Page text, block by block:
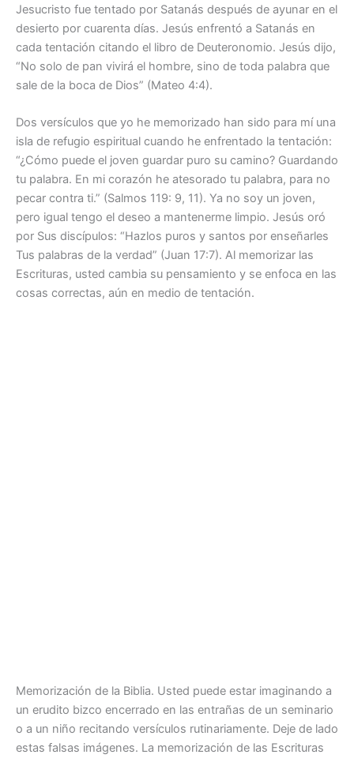
Jesucristo fue tentado por Satanás después de ayunar en el
desierto por cuarenta días. Jesús enfrentó a Satanás en
cada tentación citando el libro de Deuteronomio. Jesús dijo,
“No solo de pan vivirá el hombre, sino de toda palabra que
sale de la boca de Dios” (Mateo 4:4).
Dos versículos que yo he memorizado han sido para mí una
isla de refugio espiritual cuando he enfrentado la tentación:
“¿Cómo puede el joven guardar puro su camino? Guardando
tu palabra. En mi corazón he atesorado tu palabra, para no
pecar contra ti.” (Salmos 119: 9, 11). Ya no soy un joven,
pero igual tengo el deseo a mantenerme limpio. Jesús oró
por Sus discípulos: “Hazlos puros y santos por enseñarles
Tus palabras de la verdad” (Juan 17:7). Al memorizar las
Escrituras, usted cambia su pensamiento y se enfoca en las
cosas correctas, aún en medio de tentación.
Memorización de la Biblia. Usted puede estar imaginando a
un erudito bizco encerrado en las entrañas de un seminario
o a un niño recitando versículos rutinariamente. Deje de lado
estas falsas imágenes. La memorización de las Escrituras